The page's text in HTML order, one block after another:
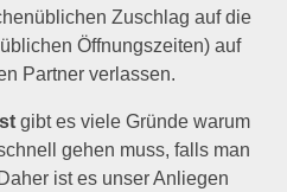
Zuschlag auf die
Öffnungszeiten) auf
Partner verlassen.
gibt es viele Gründe warum
gehen muss, falls man
ist es unser Anliegen